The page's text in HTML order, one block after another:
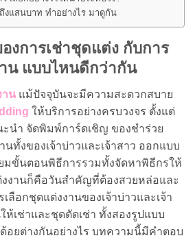
งแสนบาท ทำอย่างไร มาดูกัน
งการเช่าชุดแต่ง กับการ
น แบบไหนดีกว่ากัน
าน แม้ปัจจุบันจะมีความสะดวกสบาย
ให้บริการอย่างครบวงจร ตั้งแต่
ะนำ จัดพิมพ์การ์ดเชิญ ของชำร่วย
นทั้งของเจ้าบ่าวและเจ้าสาว ออกแบบ
มขั้นตอนพิธีการรวมทั้งจัดหาพิธีกรให้
งานก็คือวันสำคัญที่ต้องสวยหล่อและ
ลือกชุดแต่งงานของเจ้าบ่าวและเจ้า
ห้เช่าและชุดตัดเช่า ทั้งสองรูปแบบ
อยต่างกันอย่างไร บทความนี้มีคำตอบ